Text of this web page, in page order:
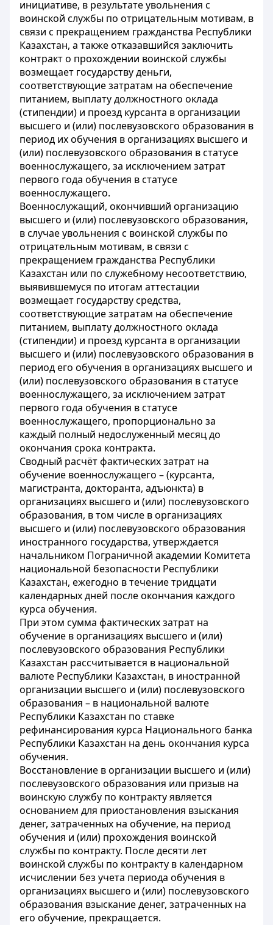
инициативе, в результате увольнения с
воинской службы по отрицательным мотивам, в
связи с прекращением гражданства Республики
Казахстан, а также отказавшийся заключить
контракт о прохождении воинской службы
возмещает государству деньги,
соответствующие затратам на обеспечение
питанием, выплату должностного оклада
(стипендии) и проезд курсанта в организации
высшего и (или) послевузовского образования в
период их обучения в организациях высшего и
(или) послевузовского образования в статусе
военнослужащего, за исключением затрат
первого года обучения в статусе
военнослужащего.
Военнослужащий, окончивший организацию
высшего и (или) послевузовского образования,
в случае увольнения с воинской службы по
отрицательным мотивам, в связи с
прекращением гражданства Республики
Казахстан или по служебному несоответствию,
выявившемуся по итогам аттестации
возмещает государству средства,
соответствующие затратам на обеспечение
питанием, выплату должностного оклада
(стипендии) и проезд курсанта в организации
высшего и (или) послевузовского образования в
период его обучения в организациях высшего и
(или) послевузовского образования в статусе
военнослужащего, за исключением затрат
первого года обучения в статусе
военнослужащего, пропорционально за
каждый полный недослуженный месяц до
окончания срока контракта.
Сводный расчёт фактических затрат на
обучение военнослужащего – (курсанта,
магистранта, докторанта, адъюнкта) в
организациях высшего и (или) послевузовского
образования, в том числе в организациях
высшего и (или) послевузовского образования
иностранного государства, утверждается
начальником Пограничной академии Комитета
национальной безопасности Республики
Казахстан, ежегодно в течение тридцати
календарных дней после окончания каждого
курса обучения.
При этом сумма фактических затрат на
обучение в организациях высшего и (или)
послевузовского образования Республики
Казахстан рассчитывается в национальной
валюте Республики Казахстан, в иностранной
организации высшего и (или) послевузовского
образования – в национальной валюте
Республики Казахстан по ставке
рефинансирования курса Национального банка
Республики Казахстан на день окончания курса
обучения.
Восстановление в организации высшего и (или)
послевузовского образования или призыв на
воинскую службу по контракту является
основанием для приостановления взыскания
денег, затраченных на обучение, на период
обучения и (или) прохождения воинской
службы по контракту. После десяти лет
воинской службы по контракту в календарном
исчислении без учета периода обучения в
организациях высшего и (или) послевузовского
образования взыскание денег, затраченных на
его обучение, прекращается.